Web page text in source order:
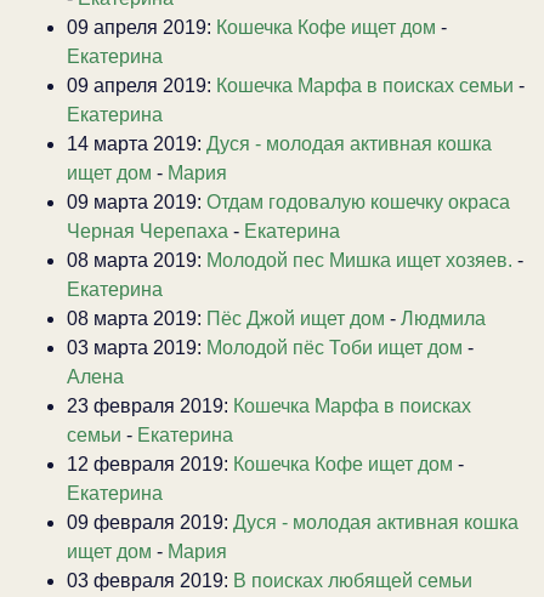
09 апреля 2019: Кошечка Кофе ищет дом -
Екатерина
09 апреля 2019: Кошечка Марфа в поисках семьи -
Екатерина
14 марта 2019: Дуся - молодая активная кошка
ищет дом - Мария
09 марта 2019: Отдам годовалую кошечку окраса
Черная Черепаха - Екатерина
08 марта 2019: Молодой пес Мишка ищет хозяев. -
Екатерина
08 марта 2019: Пёс Джой ищет дом - Людмила
03 марта 2019: Молодой пёс Тоби ищет дом -
Алена
23 февраля 2019: Кошечка Марфа в поисках
семьи - Екатерина
12 февраля 2019: Кошечка Кофе ищет дом -
Екатерина
09 февраля 2019: Дуся - молодая активная кошка
ищет дом - Мария
03 февраля 2019: В поисках любящей семьи